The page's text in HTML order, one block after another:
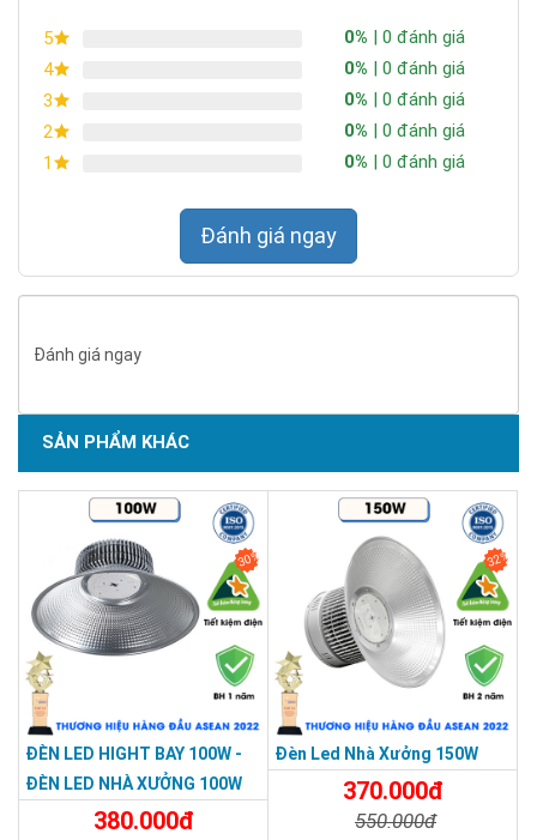
Thông số kỹ thuật
Thông số
Công suất
COB cao cấp
130 lm/W
Kích thước
Bảo hành 2 năm chính hãng
Ưu điểm của đèn led nhà xưởng 150W COB
Chip COB
5 0% | 0 đánh giá
4
0% | 0 đánh giá
3
0% | 0 đánh giá
2
0% | 0 đánh giá
1
0% | 0 đánh giá
Đánh giá ngay
Đánh giá ngay
SẢN PHẨM KHÁC
30%
ĐÈN LED HIGHT BAY 100W -
ĐÈN LED NHÀ XƯỞNG 100W
380.000đ
32%
Đèn Led Nhà Xưởng 150W
370.000đ
550.000đ